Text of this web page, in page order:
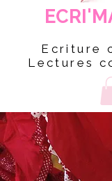
Ecriture
Lectures